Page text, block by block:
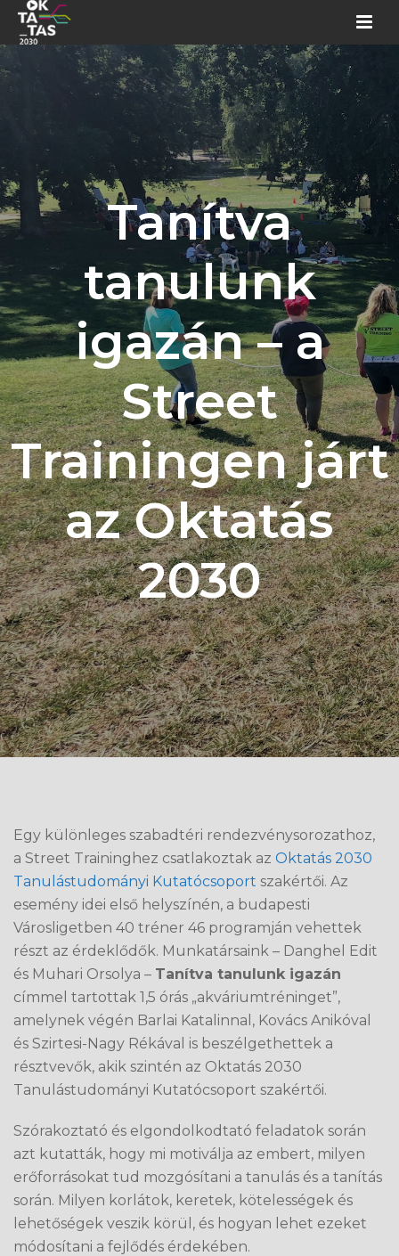
Tanítva
tanulunk
igazán – a
Street
Trainingen járt
az Oktatás
2030
Egy különleges szabadtéri rendezvénysorozathoz,
a Street Traininghez csatlakoztak az Oktatás 2030
Tanulástudományi Kutatócsoport szakértői. Az
esemény idei első helyszínén, a budapesti
Városligetben 40 tréner 46 programján vehettek
részt az érdeklődők. Munkatársaink – Danghel Edit
és Muhari Orsolya – Tanítva tanulunk igazán
címmel tartottak 1,5 órás „akváriumtréninget”,
amelynek végén Barlai Katalinnal, Kovács Anikóval
és Szirtesi-Nagy Rékával is beszélgethettek a
résztvevők, akik szintén az Oktatás 2030
Tanulástudományi Kutatócsoport szakértői.
Szórakoztató és elgondolkodtató feladatok során
azt kutatták, hogy mi motiválja az embert, milyen
erőforrásokat tud mozgósítani a tanulás és a tanítás
során. Milyen korlátok, keretek, kötelességek és
lehetőségek veszik körül, és hogyan lehet ezeket
módosítani a fejlődés érdekében.